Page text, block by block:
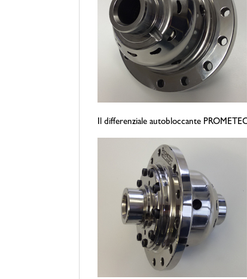
Il differenziale autobloccante